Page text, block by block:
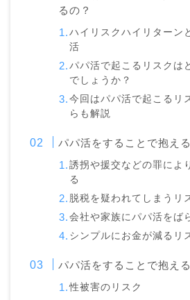
るの？
ハイリスクハイリターン
活
パパ活で起こるリスクは
でしょうか？
今回はパパ活で起こるリ
らも解説
パパ活をすることで抱え
誘拐や援交などの罪によ
る
脱税を疑われてしまうリ
会社や家族にパパ活をば
シンプルにお金が減るリ
パパ活をすることで抱え
性被害のリスク